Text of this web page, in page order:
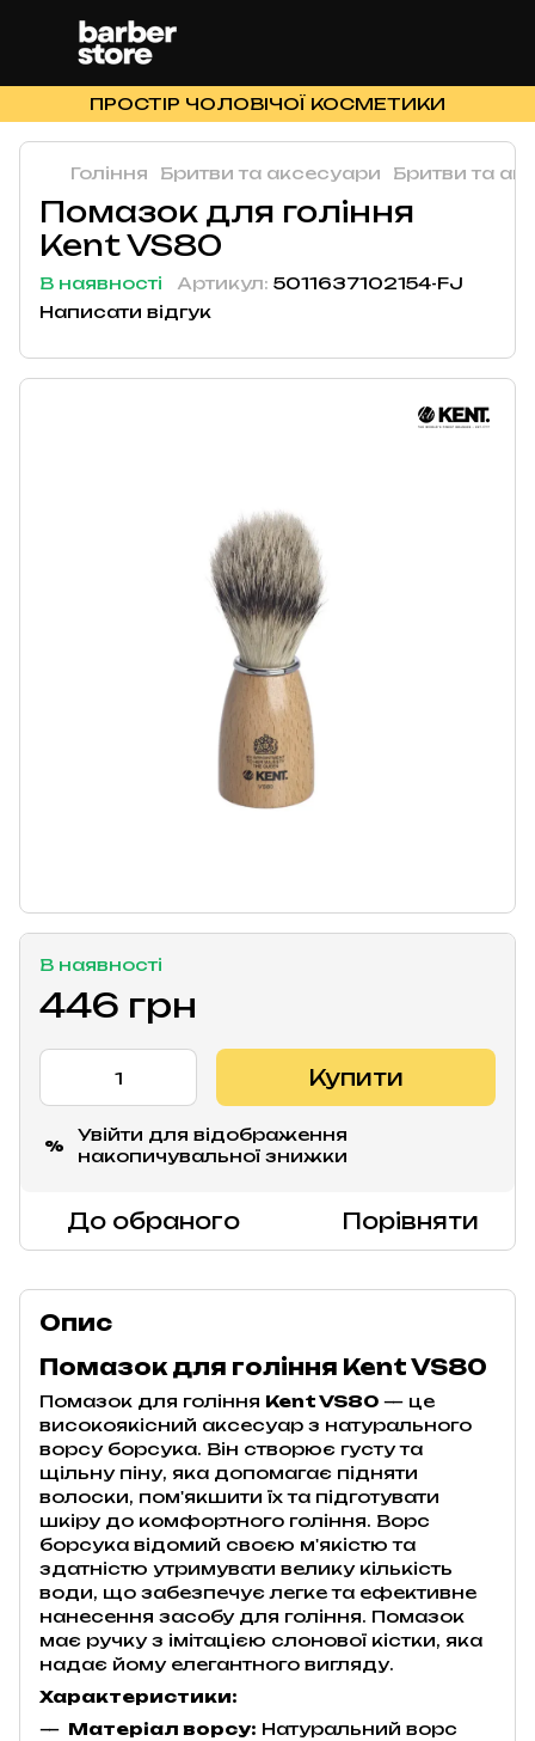
ПРОСТІР ЧОЛОВІЧОЇ КОСМЕТИКИ
Гоління Бритви та аксесуари Бритви та
Помазок для гоління
Kent VS80
В наявності Артикул: 5011637102154-FJ
Написати відгук
В наявності
446 грн
Купити
%
Увійти для відображення
накопичувальної знижки
До обраного Порівняти
Опис
Помазок для гоління Kent VS80
Помазок для гоління Kent VS80 — це
високоякісний аксесуар з натурального
ворсу борсука. Він створює густу та
щільну піну, яка допомагає підняти
волоски, пом'якшити їх та підготувати
шкіру до комфортного гоління. Ворс
борсука відомий своєю м'якістю та
здатністю утримувати велику кількість
води, що забезпечує легке та ефективне
нанесення засобу для гоління. Помазок
має ручку з імітацією слонової кістки, яка
надає йому елегантного вигляду.
Характеристики:
Матеріал ворсу: Натуральний ворс